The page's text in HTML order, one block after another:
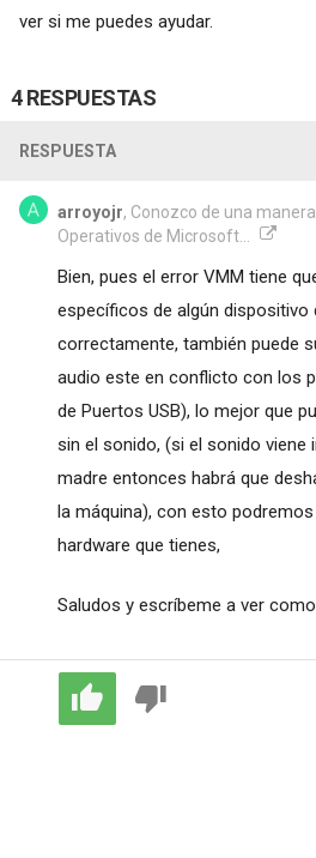
ver si me puedes ayudar.
4 RESPUESTAS
RESPUESTA
arroyojr, Conozco de una
Operativos de Microsoft...
Bien, pues el error VMM tiene
específicos de algún
correctamente, también puede
audio este en conflicto con los
de Puertos USB), lo mejor que
sin el sonido, (si el sonido viene
madre entonces habrá que
la máquina), con esto
hardware que tienes,
Saludos y escríbeme a ver